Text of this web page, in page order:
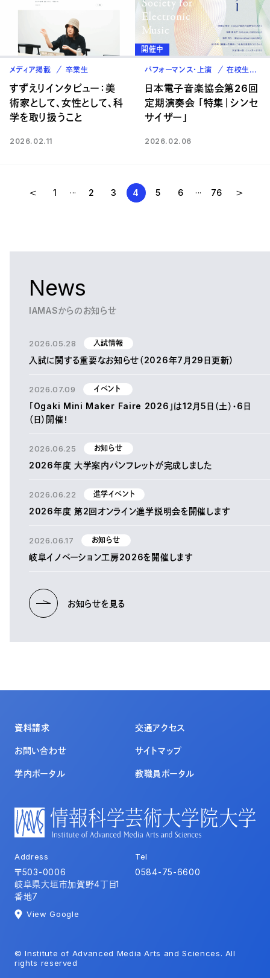
メディア掲載 卒業生
すずえりインタビュー：美
術家として、女性として、科
学を取り扱うこと
2026.02.11
開催中
パフォーマンス・上演 在校生
日本電子音楽協会第26回
定期演奏会 「特集｜シンセ
サイザー」
2026.02.06
1 ... 2 3 4 5 6 ... 76
News
IAMASからのお知らせ
2026.05.28 入試情報
入試に関する重要なお知らせ（2026年7月29日更新）
2026.07.09 イベント
「Ogaki Mini Maker Faire 2026」は12月5日（土）・6日
（日）開催！
2026.06.25 お知らせ
2026年度 大学案内パンフレットが完成しました
2026.06.22 進学イベント
2026年度 第2回オンライン進学説明会を開催します
2026.06.17 お知らせ
岐阜イノベーション工房2026を開催します
お知らせを見る
資料請求 交通アクセス
お問い合わせ サイトマップ
学内ポータル 教職員ポータル
Address
〒503-0006
岐阜県大垣市加賀野4丁目1
番地7
View Google
Tel
0584-75-6600
© Institute of Advanced Media Arts and Sciences. All
rights reserved